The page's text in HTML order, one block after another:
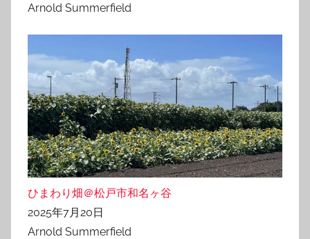
Arnold Summerfield
ひまわり畑＠松戸市和名ヶ谷
2025年7月20日
Arnold Summerfield